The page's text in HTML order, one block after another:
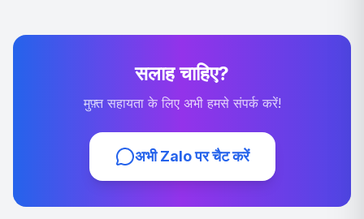
सलाह चाहिए?
मुफ़्त सहायता के लिए अभी हमसे संपर्क करें!
अभी Zalo पर चैट करें